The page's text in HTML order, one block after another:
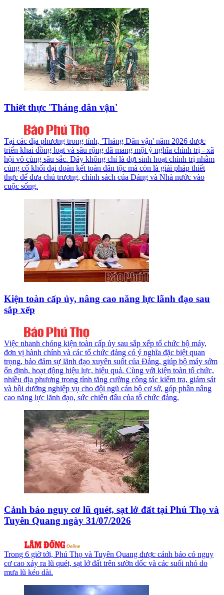
Thiết thực 'Tháng dân vận'
Tại các địa phương trong tỉnh, 'Tháng Dân vận' năm 2026 được
triển khai đồng loạt và sâu rộng đã mang một ý nghĩa chính trị - xã
hội vô cùng sâu sắc. Đây không chỉ là đợt sinh hoạt chính trị nhằm
củng cố khối đại đoàn kết toàn dân tộc mà còn là giải pháp thiết
thực để đưa chủ trương, chính sách của Đảng và Nhà nước vào
cuộc sống.
Kiện toàn cấp ủy, nâng cao năng lực lãnh đạo sau
sắp xếp
Việc nhanh chóng kiện toàn cấp ủy sau sắp xếp tổ chức bộ máy,
đơn vị hành chính và các tổ chức đảng có ý nghĩa đặc biệt quan
trọng, bảo đảm sự lãnh đạo xuyên suốt của Đảng, giúp bộ máy sớm
ổn định, hoạt động hiệu lực, hiệu quả. Cùng với kiện toàn tổ chức,
nhiều địa phương trong tỉnh tăng cường công tác kiểm tra, giám sát
và bồi dưỡng nghiệp vụ cho đội ngũ cán bộ cơ sở, góp phần nâng
cao năng lực lãnh đạo, sức chiến đấu của tổ chức đảng.
Cảnh báo nguy cơ lũ quét, sạt lở đất tại Phú Thọ và
Tuyên Quang ngày 31/07/2026
Trong 6 giờ tới, Phú Thọ và Tuyên Quang được cảnh báo có nguy
cơ cao xảy ra lũ quét, sạt lở đất trên sườn dốc và các suối nhỏ do
mưa lũ kéo dài.